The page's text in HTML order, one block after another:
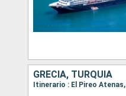
GRECIA, TURQUÍA